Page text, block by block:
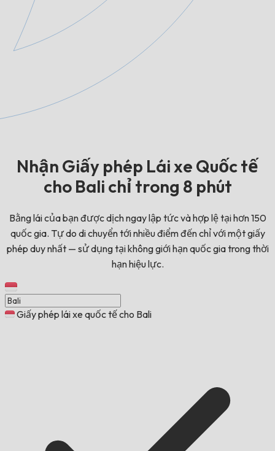
Nhận Giấy phép Lái xe Quốc tế
cho Bali chỉ trong 8 phút
Bằng lái của bạn được dịch ngay lập tức và hợp lệ tại hơn 150
quốc gia. Tự do di chuyển tới nhiều điểm đến chỉ với một giấy
phép duy nhất — sử dụng tại không giới hạn quốc gia trong thời
hạn hiệu lực.
Giấy phép lái xe quốc tế cho Bali